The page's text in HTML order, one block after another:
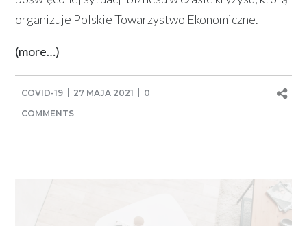
organizuje Polskie Towarzystwo Ekonomiczne.
(more…)
COVID-19 27 MAJA 2021
0
COMMENTS